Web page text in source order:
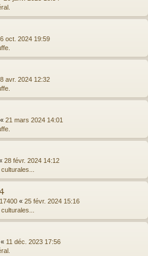
oct. 2024 19:59
avr. 2024 12:32
« 21 mars 2024 14:01
28 févr. 2024 14:12
« 25 févr. 2024 15:16
« 11 déc. 2023 17:56